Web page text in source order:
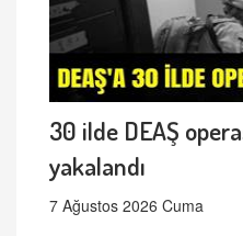
30 ilde DEAŞ
yakalandı
7 Ağustos 2026 Cuma